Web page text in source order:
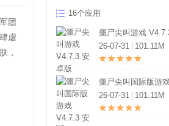
团
虐
，
16个应用
僵尸尖叫游戏
26-07-31
101.11M
僵尸尖叫国际版游
版
26-07-31 101.11M